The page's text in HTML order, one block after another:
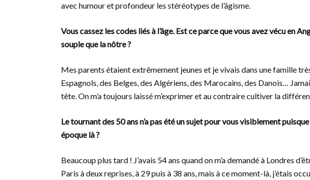
avec humour et profondeur les stéréotypes de l’âgisme.
Vous cassez les codes liés à l’âge. Est ce parce que vous avez vécu en
souple que la nôtre ?
Mes parents étaient extrêmement jeunes et je vivais dans une famille
Espagnols, des Belges, des Algériens, des Marocains, des Danois…
tête. On m’a toujours laissé m’exprimer et au contraire cultiver la
Le tournant des 50 ans n’a pas été un sujet pour vous visiblement
époque là ?
Beaucoup plus tard ! J’avais 54 ans quand on m’a demandé à Londres
Paris à deux reprises, à 29 puis à 38 ans, mais à ce moment-là, j’étais